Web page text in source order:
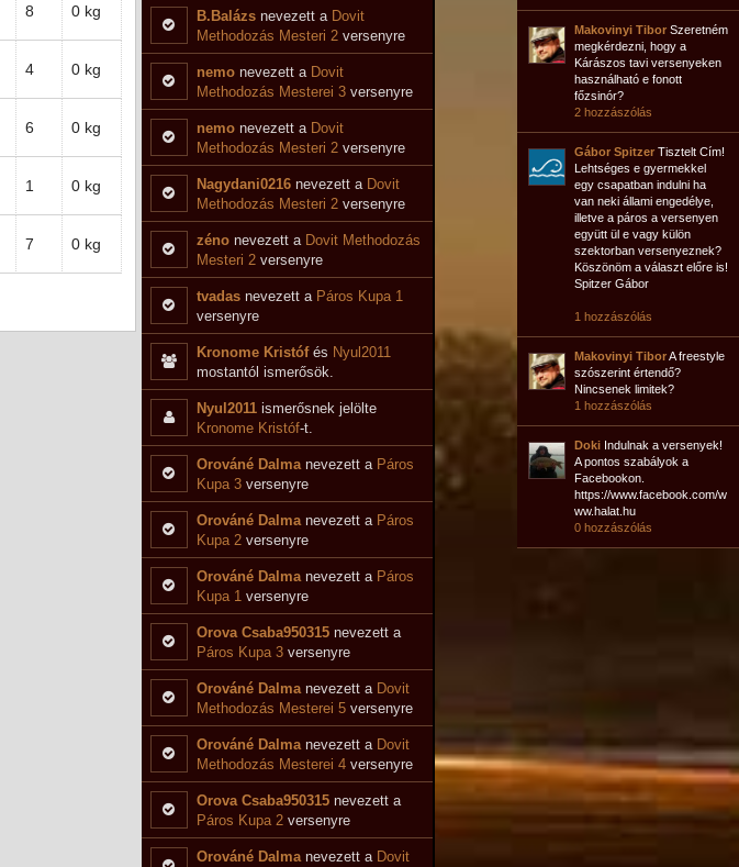
8 0 kg
4 0 kg
6 0 kg
1 0 kg
7 0 kg
B.Balázsnevezett a Dovit
Methodozás Mesteri 2versenyre
nemonevezett a Dovit
Methodozás Mesterei 3versenyre
nemonevezett a Dovit
Methodozás Mesteri 2versenyre
Nagydani0216nevezett a Dovit
Methodozás Mesteri 2versenyre
zénonevezett a Dovit Methodozás
Mesteri 2versenyre
tvadasnevezett a Páros Kupa 1
versenyre
Kronome Kristófés Nyul2011
mostantól ismerősök.
Nyul2011ismerősnek jelölte
Kronome Kristóf-t.
Orováné Dalma nevezett a Páros
Kupa 3versenyre
Orováné Dalma nevezett a Páros
Kupa 2versenyre
Orováné Dalma nevezett a Páros
Kupa 1versenyre
Orova Csaba950315nevezett a
Páros Kupa 3versenyre
Orováné Dalma nevezett a Dovit
Methodozás Mesterei 5versenyre
Orováné Dalma nevezett a Dovit
Methodozás Mesterei 4 versenyre
Orova Csaba950315nevezett a
Páros Kupa 2versenyre
Orováné Dalma nevezett a Dovit
Makovinyi Tibor Szeretném
megkérdezni, hogy a
Kárászos tavi versenyeken
használható e fonott
főzsinór?
2 hozzászólás
Gábor Spitzer Tisztelt Cím!
Lehtséges e gyermekkel
egy csapatban indulni ha
van neki állami engedélye,
illetve a páros a versenyen
együtt ül e vagy külön
szektorban versenyeznek?
Köszönöm a választ előre is!
Spitzer Gábor
1 hozzászólás
Makovinyi TiborA freestyle
szószerint értendő?
Nincsenek limitek?
1 hozzászólás
Doki Indulnak a versenyek!
A pontos szabályok a
Facebookon.
https://www.facebook.com/w
ww.halat.hu
0 hozzászólás